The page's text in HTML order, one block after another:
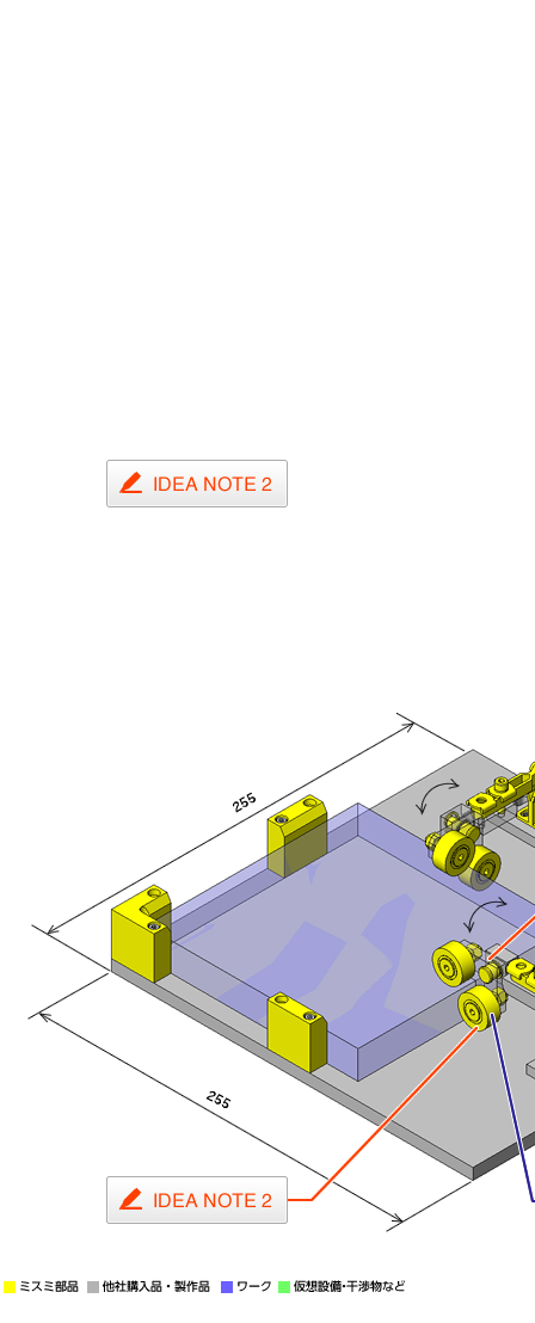
※ユニットのアセンブリCADデ
サブアセンブリ単位で流用、
L型にローラを設けることで２
動作・操作性
クランプ時、上のローラがワ
形状種類：板状
外形寸法：□150×H20[mm]
材質：樹脂